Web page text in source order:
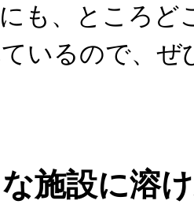
も、ところど
いるので、ぜ
施設に溶